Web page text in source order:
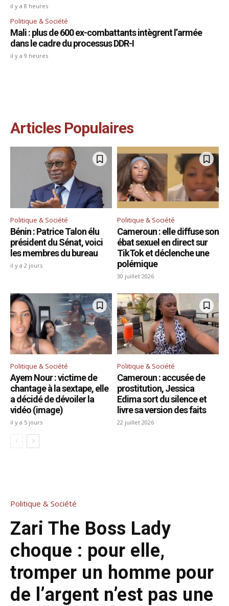
il y a 8 heures
Politique & Société
Mali : plus de 600 ex-combattants intègrent l’armée
dans le cadre du processus DDR-I
il y a 9 heures
Articles Populaires
Politique & Société
Bénin : Patrice Talon élu
président du Sénat, voici
les membres du bureau
il y a 2 jours
Politique & Société
Cameroun : elle diffuse son
ébat sexuel en direct sur
TikTok et déclenche une
polémique
30 juillet 2026
Politique & Société
Ayem Nour : victime de
chantage à la sextape, elle
a décidé de dévoiler la
vidéo (image)
il y a 5 jours
Politique & Société
Cameroun : accusée de
prostitution, Jessica
Edima sort du silence et
livre sa version des faits
22 juillet 2026